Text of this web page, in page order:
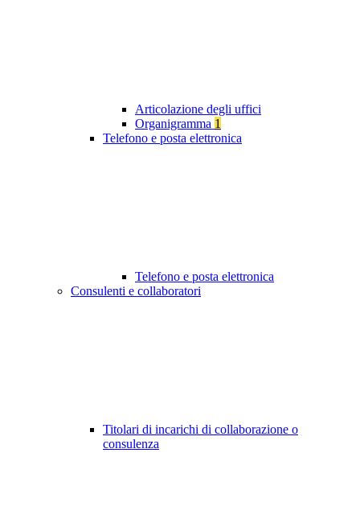
Articolazione degli uffici
Organigramma 1
Telefono e posta elettronica
Telefono e posta elettronica
Consulenti e collaboratori
Titolari di incarichi di collaborazione o
consulenza